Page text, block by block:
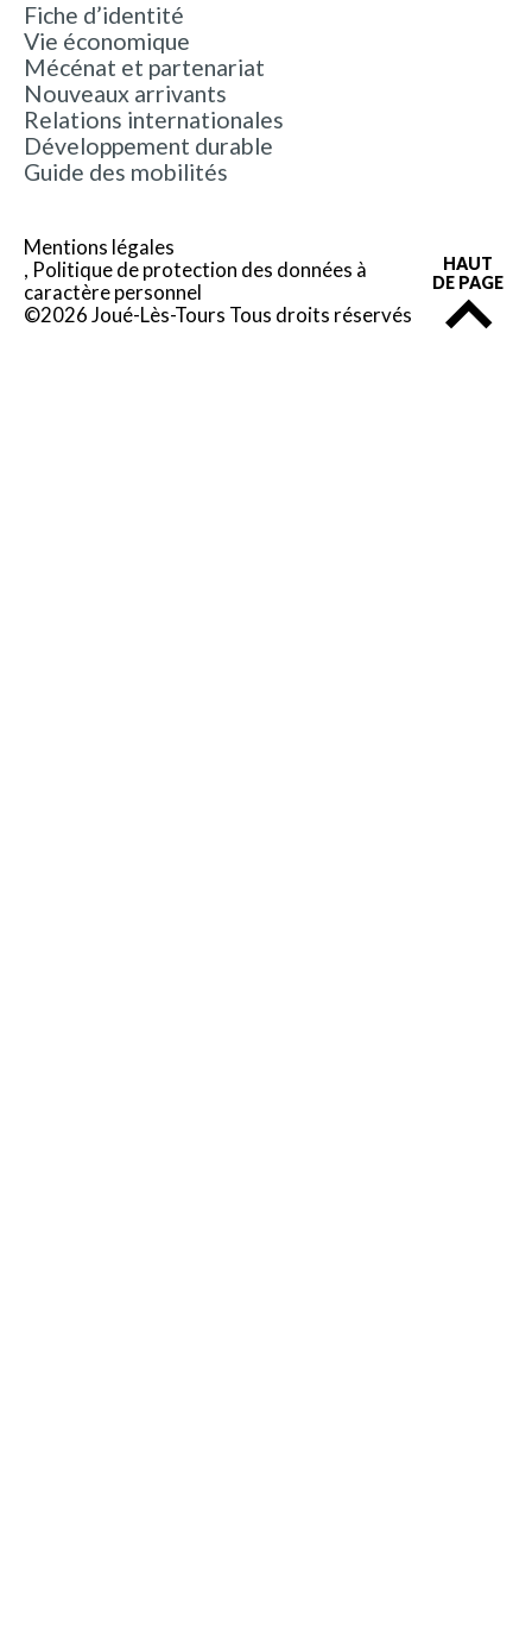
Fiche d’identité
Vie économique
Mécénat et partenariat
Nouveaux arrivants
Relations internationales
Développement durable
Guide des mobilités
Mentions légales
Politique de protection des données à
caractère personnel
©2026 Joué-Lès-Tours Tous droits réservés
HAUT
DE PAGE